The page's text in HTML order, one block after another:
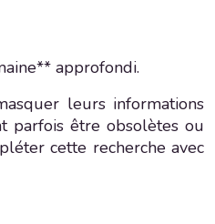
approfondi.
leurs informations
parfois être obsolètes ou
cette recherche avec